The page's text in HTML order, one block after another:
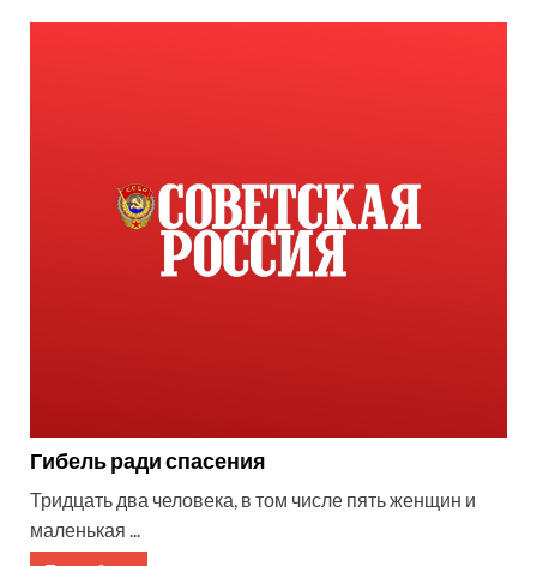
Гибель ради спасения
Тридцать два человека, в том числе пять женщин и
маленькая ...